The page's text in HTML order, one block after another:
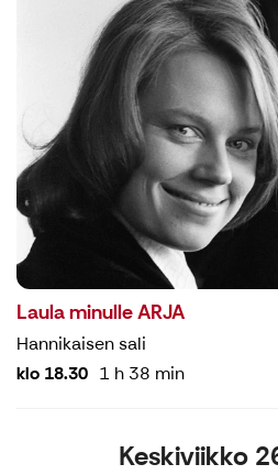
Laula minulle ARJA
Hannikaisen sali
klo 18.30 1 h 38 min
Keskiviikko